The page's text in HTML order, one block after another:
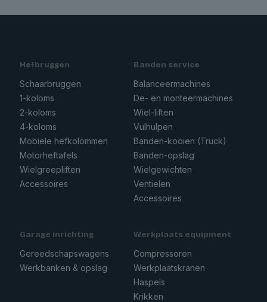
Hefbruggen
Schaarbruggen
1-koloms
2-koloms
4-koloms
Mobiele hefkolommen
Motorheftafels
Wielgreepliften
Accessoires
Banden service
Balanceermachines
De- en monteermachines
Wiel-liften
Vulhulpen
Banden-kooien (Truck)
Banden-opslag
Wielgewichten
Ventielen
Accessoires
Garage inrichting
Gereedschapswagens
Werkbanken & opslag
Werkplaats equipment
Compressoren
Werkplaatskranen
Haspels
Krikken